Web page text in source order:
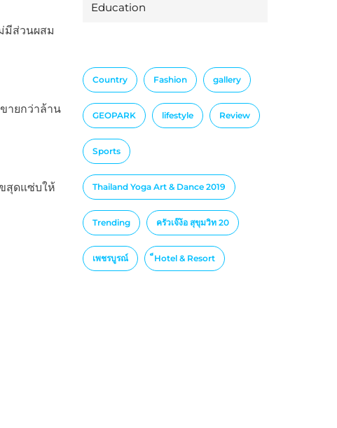
Education
Country Fashion gallery
GEOPARK lifestyle Review
Sports
Thailand Yoga Art & Dance 2019
Trending ครัวเจ๊ง้อ สุขุมวิท 20
เพชรบูรณ์ ็Hotel & Resort
มีส่วนผสม
ายกว่าล้าน
สุดแซ่บให้